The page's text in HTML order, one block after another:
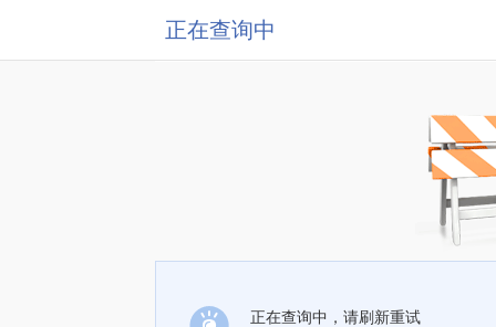
正在查询中
正在查询中，请刷新重试